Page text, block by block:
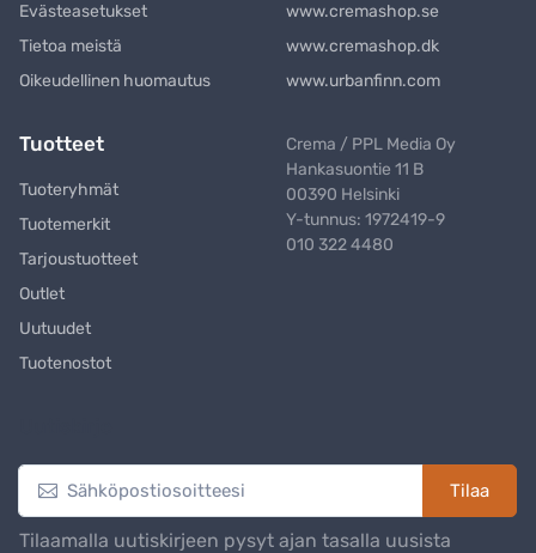
Evästeasetukset
Tietoa meistä
Oikeudellinen huomautus
www.cremashop.se
www.cremashop.dk
www.urbanfinn.com
Tuotteet
Tuoteryhmät
Tuotemerkit
Tarjoustuotteet
Outlet
Uutuudet
Tuotenostot
Crema / PPL Media Oy
Hankasuontie 11 B
00390 Helsinki
Y-tunnus: 1972419-9
010 322 4480
Tilaa
Tilaamalla uutiskirjeen pysyt ajan tasalla uusista